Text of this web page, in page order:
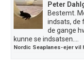
Peter
Bestemt.
indsats, de
de gange
kunne se indsatsen....
Nordic Seaplanes-ejer vil